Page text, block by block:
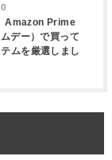
Amazon Prime
デー）で買って
ムを厳選しまし